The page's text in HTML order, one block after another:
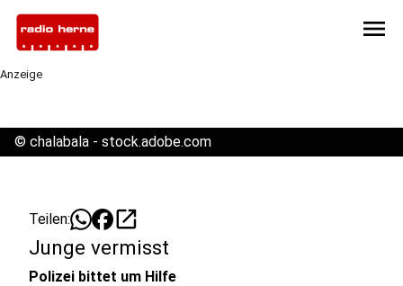
menu
Anzeige
© chalabala - stock.adobe.com
Teilen: open_in_new
Junge vermisst
Polizei bittet um Hilfe